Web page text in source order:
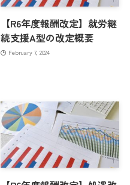
【R6年度報酬改定】就労継
続支援A型の改定概要
February 7, 2024